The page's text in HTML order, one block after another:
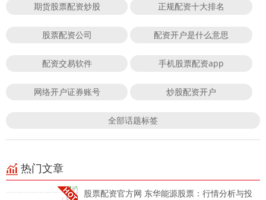
期货股票配资炒股 正规配资十大排名
股票配资公司 配资开户是什么意思
配资交易软件 手机股票配资app
网络开户证券账号 炒股配资开户
全部话题标签
热门文章
股票配资官方网 东华能源股票：行情分析与投